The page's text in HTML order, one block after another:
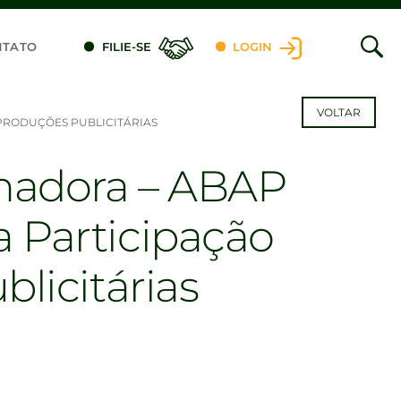
FILIE-SE LOGIN
PUBLICITÁRIAS
VOLTAR
– ABAP
Participação